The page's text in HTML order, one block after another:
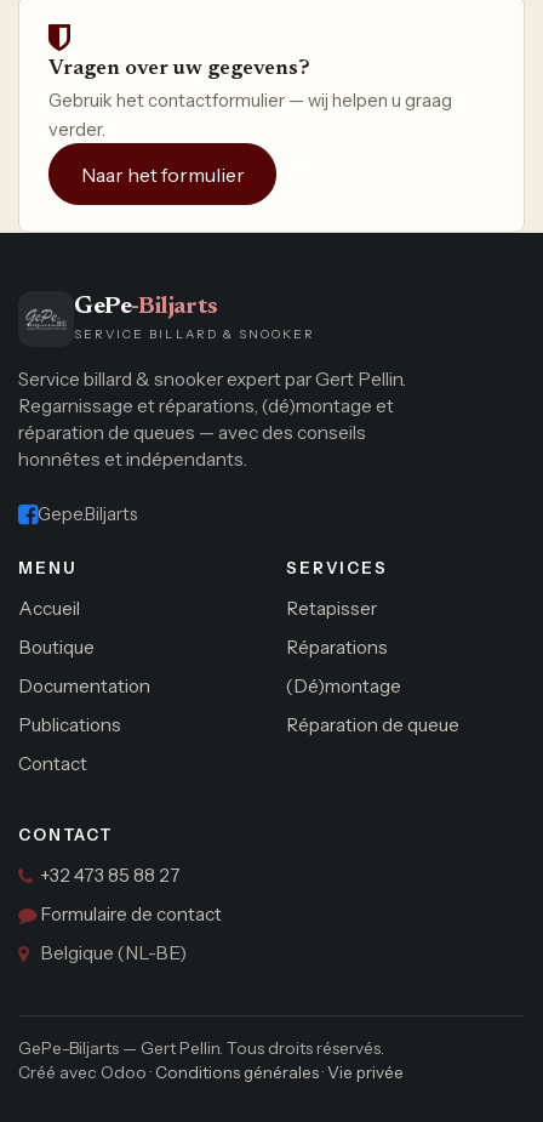
Vragen over uw gegevens?
Gebruik het contactformulier — wij helpen u graag
verder.
Naar het formulier
GePe-Biljarts
SERVICE BILLARD & SNOOKER
Service billard & snooker expert par Gert Pellin.
Regarnissage et réparations, (dé)montage et
réparation de queues — avec des conseils
honnêtes et indépendants.
Gepe.Biljarts
MENU
Accueil
Boutique
Documentation
Publications
Contact
SERVICES
Retapisser
Réparations
(Dé)montage
Réparation de queue
CONTACT
+32 473 85 88 27
Formulaire de contact
Belgique (NL-BE)
GePe-Biljarts — Gert Pellin. Tous droits réservés.
Créé avec Odoo · Conditions générales·Vie privée